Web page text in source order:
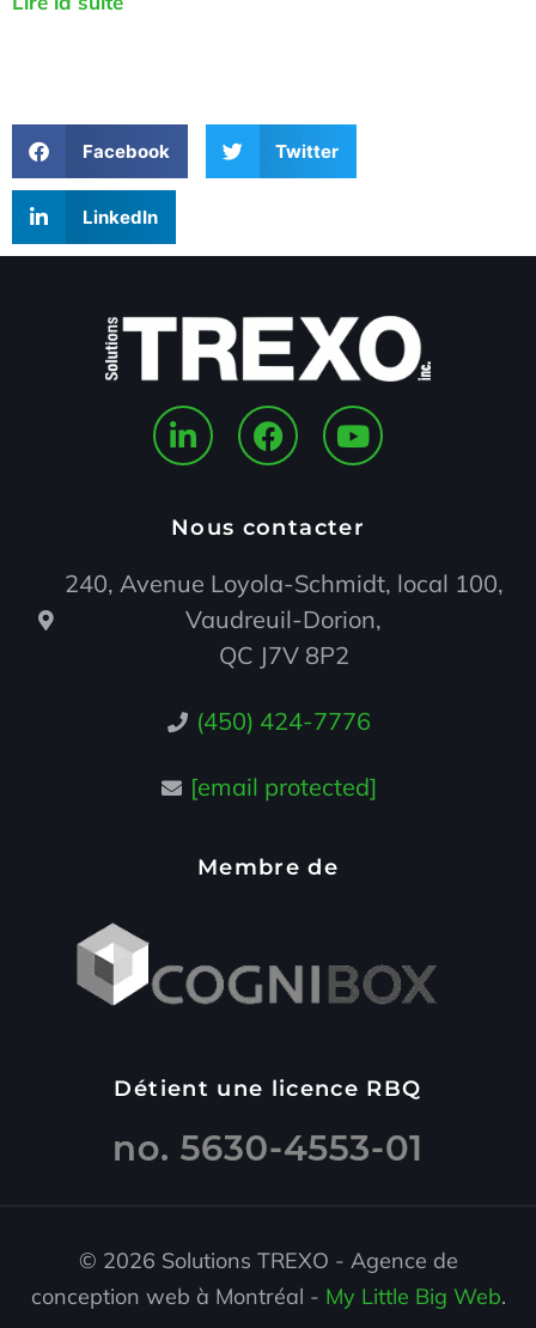
Facebook Twitter
LinkedIn
Nous contacter
240, Avenue Loyola-Schmidt, local 100,
Vaudreuil-Dorion,
QC J7V 8P2
(450) 424-7776
[email protected]
Membre de
Détient une licence RBQ
© 2026 Solutions TREXO - Agence de
conception web à Montréal - My Little Big Web.